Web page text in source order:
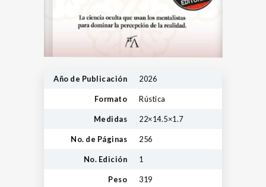
Año de Publicación 2026
Formato Rústica
Medidas 22×14.5×1.7
No. de Páginas 256
No. Edición 1
Peso 319